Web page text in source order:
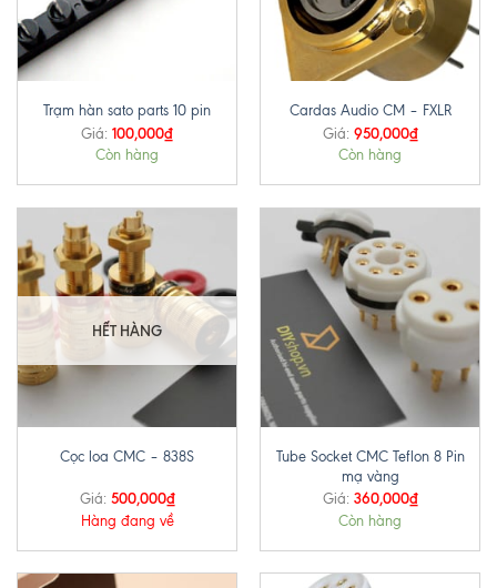
Trạm hàn sato parts 10 pin
Giá: 100,000₫
Còn hàng
Cardas Audio CM – FXLR
Giá: 950,000₫
Còn hàng
HẾT HÀNG
Cọc loa CMC – 838S
Giá: 500,000₫
Hàng đang về
Tube Socket CMC Teflon 8 Pin
mạ vàng
Giá: 360,000₫
Còn hàng